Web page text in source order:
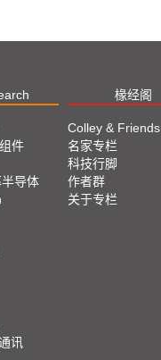
椽经阁
件
导体
讯
Colley & Friends
名家专栏
科技行脚
作者群
关于专栏